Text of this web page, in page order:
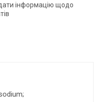
інформацію щодо